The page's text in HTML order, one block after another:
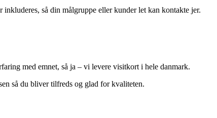
så din målgruppe eller kunder let kan kontakte jer.
med emnet, så ja – vi levere visitkort i hele danmark.
så du bliver tilfreds og glad for kvaliteten.